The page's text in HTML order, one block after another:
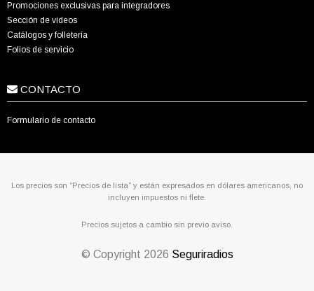
Promociones exclusivas para integradores
Sección de videos
Catálogos y folletería
Folios de servicio
CONTACTO
Formulario de contacto
Los precios son “Precios de lista” y están expresados en dólares americanos, no
incluyen impuestos ni flete.
Precios sujetos a cambio sin previo aviso.
© Copyright 2026 Seguriradios